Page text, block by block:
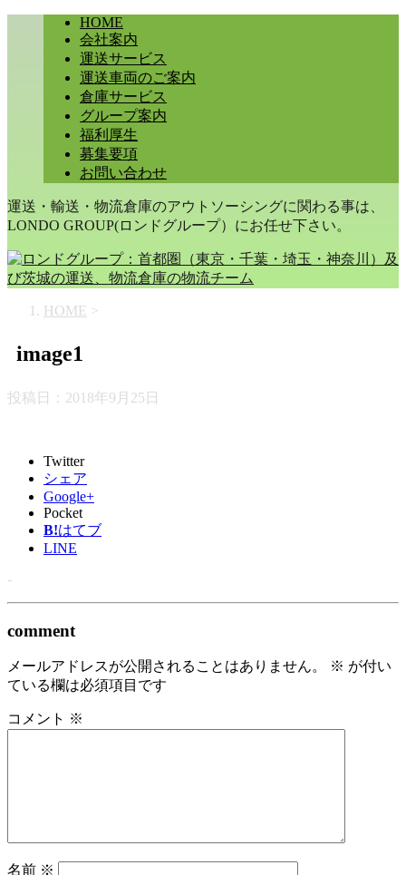
HOME
会社案内
運送サービス
運送車両のご案内
倉庫サービス
グループ案内
福利厚生
募集要項
お問い合わせ
運送・輸送・物流倉庫のアウトソーシングに関わる事は、
LONDO GROUP(ロンドグループ）にお任せ下さい。
HOME >
image1
投稿日： 2018年9月25日
Twitter
シェア
Google+
Pocket
B!はてブ
LINE
-
comment
メールアドレスが公開されることはありません。 ※ が付い
ている欄は必須項目です
コメント ※
名前 ※